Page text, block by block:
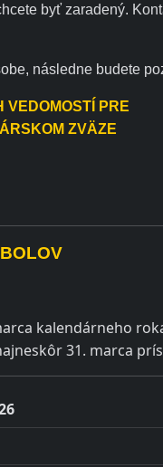
byť zaradený.
následne budete
PRE
ZVÄZE
kalendárneho
31. marca